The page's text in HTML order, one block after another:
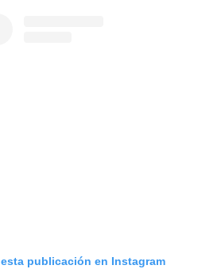
esta publicación en Instagram